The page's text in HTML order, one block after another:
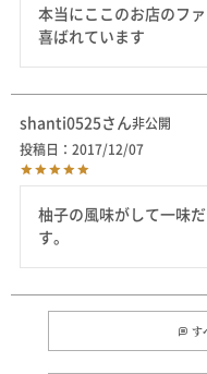
本当にここのお店のフ
shanti0525
非公開
投稿日
2017/12/07
柚子の風味がして一味
す